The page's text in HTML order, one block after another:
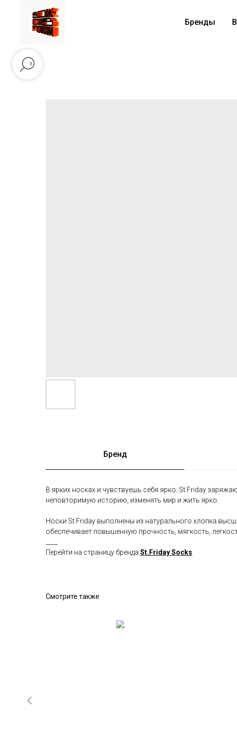
Бренды
Бренд
В ярких носках и чувствуешь себя ярко. St.Friday
неповторимую историю, изменять мир и жить ярко.
Носки St.Friday выполнены из натурального хлопка
обеспечивает повышенную прочность, мягкость,
Перейти на страницу бренда St.Friday Socks
Смотрите также